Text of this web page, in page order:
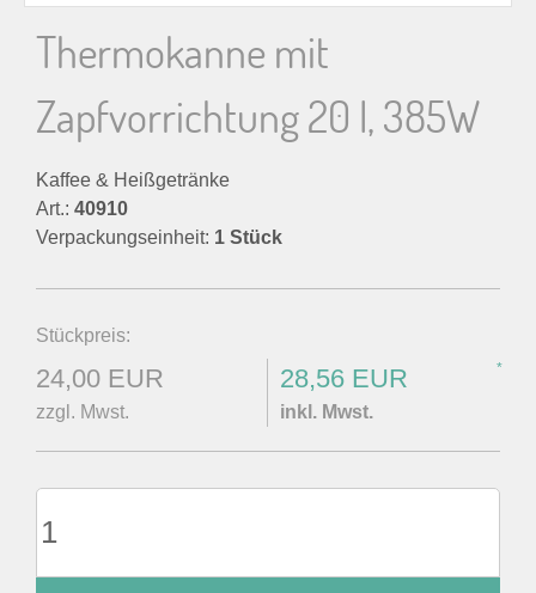
Thermokanne mit
Zapfvorrichtung 20 l, 385W
Kaffee & Heißgetränke
Art.: 40910
Verpackungseinheit: 1 Stück
Stückpreis:
24,00 EUR
zzgl. Mwst.
28,56 EUR *
inkl. Mwst.